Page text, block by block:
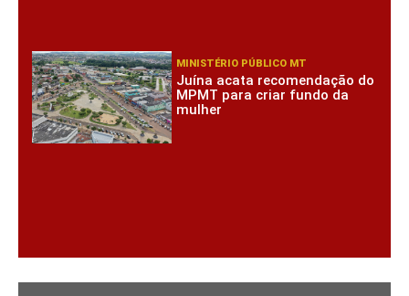
MINISTÉRIO PÚBLICO MT
Juína acata recomendação do
MPMT para criar fundo da
mulher